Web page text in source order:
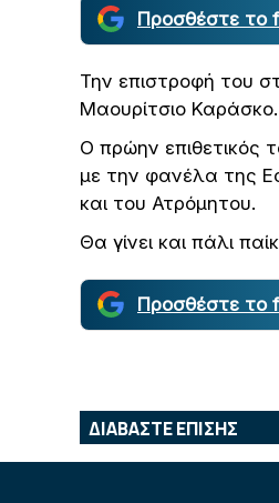
Προσθέστε το
Την επιστροφή του
Μαουρίτσιο Καράσκο.
Ο πρώην επιθετικός
με την φανέλα της
και του Ατρόμητου.
Θα γίνει και πάλι
Προσθέστε το
ΔΙΑΒΑΣΤΕ ΕΠΙΣΗΣ